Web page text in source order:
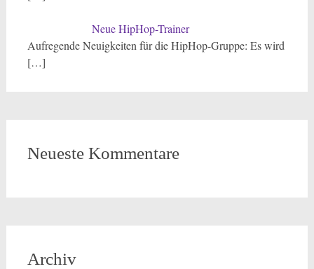
Neue HipHop-Trainer
Aufregende Neuigkeiten für die HipHop-Gruppe: Es wird
[…]
Neueste Kommentare
Archiv